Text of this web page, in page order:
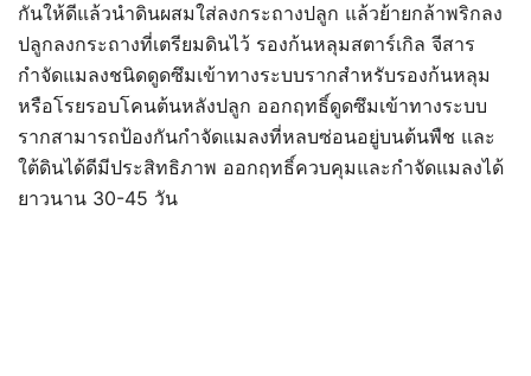
กันให้ดีแล้วนำดินผสมใส่ลงกระถางปลูก แล้วย้ายกล้าพริกลง
ปลูกลงกระถางที่เตรียมดินไว้ รองก้นหลุมสตาร์เกิล จีสาร
กำจัดแมลงชนิดดูดซึมเข้าทางระบบรากสำหรับรองก้นหลุม
หรือโรยรอบโคนต้นหลังปลูก ออกฤทธิ์ดูดซึมเข้าทางระบบ
รากสามารถป้องกันกำจัดแมลงที่หลบซ่อนอยู่บนต้นพืช และ
ใต้ดินได้ดีมีประสิทธิภาพ ออกฤทธิ์ควบคุมและกำจัดแมลงได้
ยาวนาน 30-45 วัน